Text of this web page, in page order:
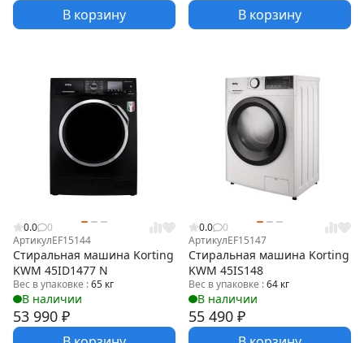
В корзину В корзину
0.0
0
АртикулEF15144
Стиральная машина Korting
KWM 45ID1477 N
Вес в упаковке :65 кг
В наличии
53 990 ₽
0.0
0
АртикулEF15147
Стиральная машина Korting
KWM 45IS148
Вес в упаковке :64 кг
В наличии
55 490 ₽